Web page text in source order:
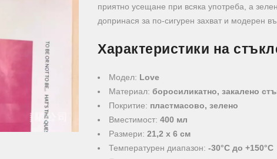
приятно усещане при всяка употреба, а
допринася за по-сигурен захват и модерен
Характеристики на
Модел: Love
Материал: боросиликатно, закалено
Покритие: пластмасово, зелено
Вместимост: 400 мл
Размери: 21,2 x 6 см
Температурен диапазон: -30°C до +150°C